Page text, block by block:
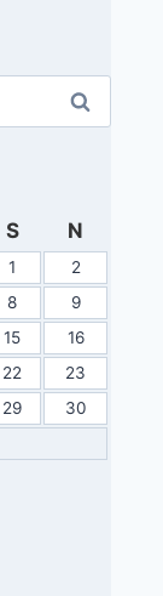
S N
1
2
8
9
15
16
22
23
29
30